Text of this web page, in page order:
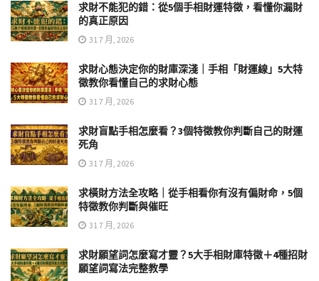
求財不能犯的錯：從5個手相財運特徵，看懂你漏財
的真正原因
31 7 月, 2026
求財心態決定你的財庫深淺｜手相「財運線」5大特
徵教你看懂自己的求財心態
31 7 月, 2026
求財盲點手相怎麼看？3個特徵教你判斷自己的財運
死角
31 7 月, 2026
求橫財方法全攻略｜從手相看你有沒有偏財命，5個
特徵教你判斷與催旺
31 7 月, 2026
求財願望詞怎麼寫才靈？5大手相財庫特徵＋4種招財
願望詞寫法完整教學